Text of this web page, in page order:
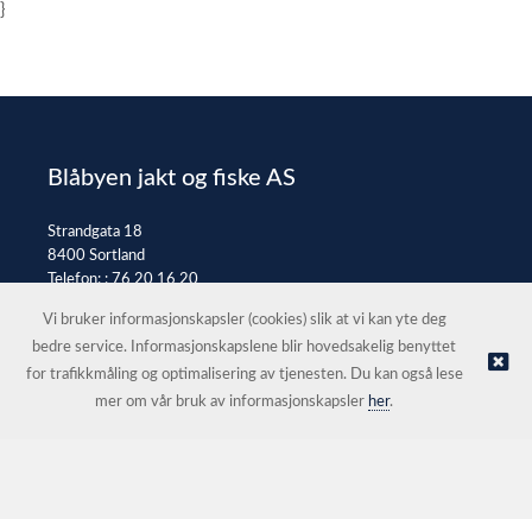
}
Blåbyen jakt og fiske AS
Strandgata 18
8400 Sortland
Telefon: :76 20 16 20
© Blåbyen jakt og fiske AS |Nettbutikk levert av Kréatif
Vi bruker informasjonskapsler (cookies) slik at vi kan yte deg
bedre service. Informasjonskapslene blir hovedsakelig benyttet
for trafikkmåling og optimalisering av tjenesten. Du kan også lese
mer om vår bruk av informasjonskapsler her.